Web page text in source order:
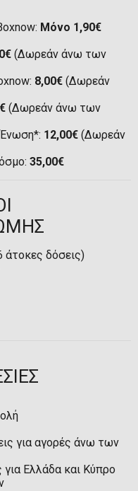
Μόνο 1,90€
(Δωρεάν άνω των
8,00€ (Δωρεάν
(Δωρεάν άνω των
12,00€ (Δωρεάν
35,00€
άτοκες δόσεις)
για αγορές άνω των
Ελλάδα και Κύπρο